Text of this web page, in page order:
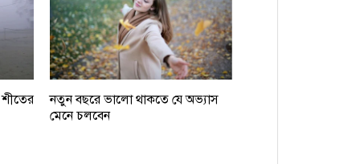
নতুন বছরে ভালো থাকতে যে অভ্যাস
মেনে চলবেন